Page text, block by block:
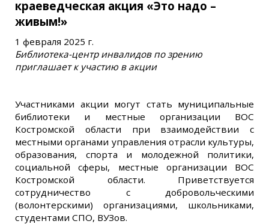
краеведческая акция «Это надо –
живым!»
1 февраля 2025 г.
Библиотека-центр инвалидов по зрению
приглашает к участию в акции
Участниками акции могут стать муниципальные
библиотеки и местные организации ВОС
Костромской области при взаимодействии с
местными органами управления отрасли культуры,
образования, спорта и молодежной политики,
социальной сферы, местные организации ВОС
Костромской области. Приветствуется
сотрудничество с добровольческими
(волонтерскими) организациями, школьниками,
студентами СПО, ВУЗов.